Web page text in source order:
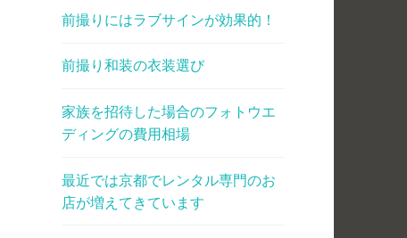
前撮りにはラブサインが効果的！
前撮り和装の衣装選び
家族を招待した場合のフォトウエ
ディングの費用相場
最近では京都でレンタル専門のお
店が増えてきています